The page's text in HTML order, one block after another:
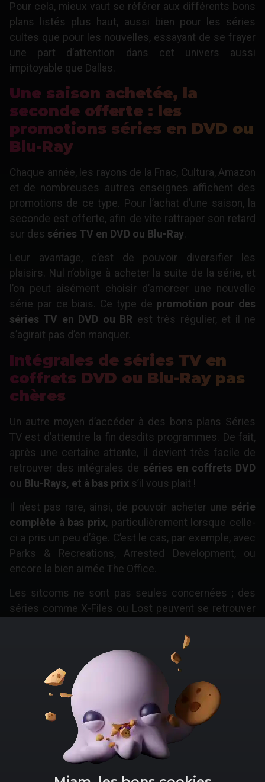
Pour cela, mieux vaut se référer aux différents bons
plans listés plus haut, aussi bien pour les séries
cultes que pour les nouvelles, essayant de se frayer
une part d’attention dans cet univers aussi
impitoyable que Dallas.
Une saison achetée, la
seconde offerte : les
promotions séries en DVD ou
Blu-Ray
Chaque année, les rayons de la Fnac, Cultura, Amazon
et de nombreuses autres enseignes affichent des
promotions de ce type. Pour l’achat d’une saison, la
seconde est offerte, afin de vite rattraper son retard
sur des séries TV en DVD ou Blu-Ray.
Leur avantage, c’est de pouvoir diversifier les
plaisirs. Nul n’oblige à acheter la suite de la série, et
l’on peut aisément choisir d’amorcer une nouvelle
série par ce biais. Ce type de promotion pour des
séries TV en DVD ou BR est très régulier, et il ne
s’agirait pas d’en manquer.
Intégrales de séries TV en
coffrets DVD ou Blu-Ray pas
chères
Un autre moyen d’accéder à des bons plans Séries
TV est d’attendre la fin desdits programmes. De fait,
après une certaine attente, il devient très facile de
retrouver des intégrales de séries en coffrets DVD
ou Blu-Rays, et à bas prix s’il vous plait !
Il n’est pas rare, ainsi, de pouvoir acheter une série
complète à bas prix, particulièrement lorsque celle-
ci a pris un peu d’âge. C’est le cas, par exemple, avec
Parks & Recreations, Arrested Development, ou
encore la bien aimée The Office.
Les sitcoms ne sont pas seules concernées ; des
séries comme X-Files ou Lost peuvent se retrouver
Informations générales
Politique de confidentialité
Mentions légales